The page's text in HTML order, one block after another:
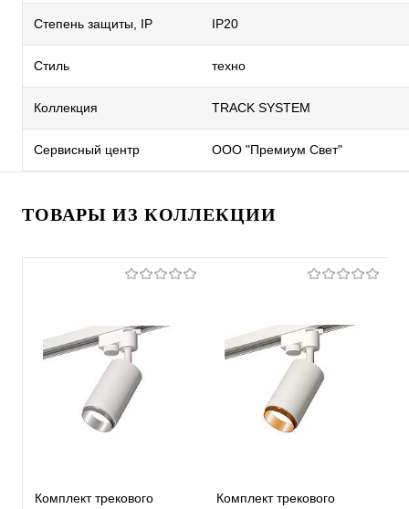
Степень защиты, IP IP20
Стиль техно
Коллекция TRACK SYSTEM
Сервисный центр ООО "Премиум Свет"
ТОВАРЫ ИЗ КОЛЛЕКЦИИ
Комплект трекового
Комплект трекового